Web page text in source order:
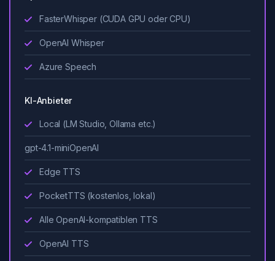
FasterWhisper (CUDA GPU oder CPU)
OpenAI Whisper
Azure Speech
KI-Anbieter
Local (LM Studio, Ollama etc.)
gpt-4.1-miniOpenAI
Edge TTS
PocketTTS (kostenlos, lokal)
Alle OpenAI-kompatiblen TTS
OpenAI TTS